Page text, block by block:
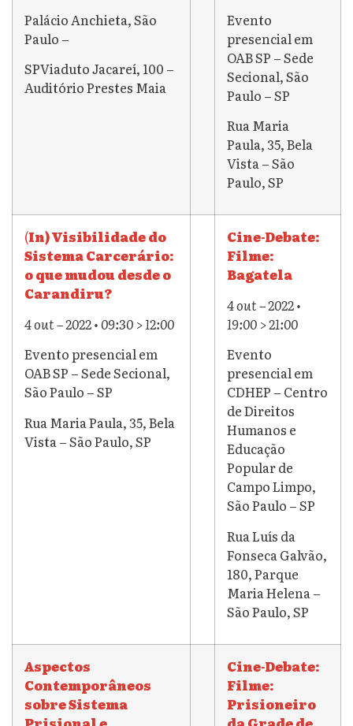
Palácio Anchieta, São
Paulo –
SPViaduto Jacareí, 100 –
Auditório Prestes Maia
Evento
presencial em
OAB SP – Sede
Secional, São
Paulo – SP
Rua Maria
Paula, 35, Bela
Vista – São
Paulo, SP
(In) Visibilidade do
Sistema Carcerário:
o que mudou desde o
Carandiru?
4 out – 2022 • 09:30 > 12:00
Evento presencial em
OAB SP – Sede Secional,
São Paulo – SP
Rua Maria Paula, 35, Bela
Vista – São Paulo, SP
Cine-Debate:
Filme:
Bagatela
4 out – 2022 •
19:00 > 21:00
Evento
presencial em
CDHEP – Centro
de Direitos
Humanos e
Educação
Popular de
Campo Limpo,
São Paulo – SP
Rua Luís da
Fonseca Galvão,
180, Parque
Maria Helena –
São Paulo, SP
Aspectos
Contemporâneos
sobre Sistema
Cine-Debate:
Filme:
Prisioneiro